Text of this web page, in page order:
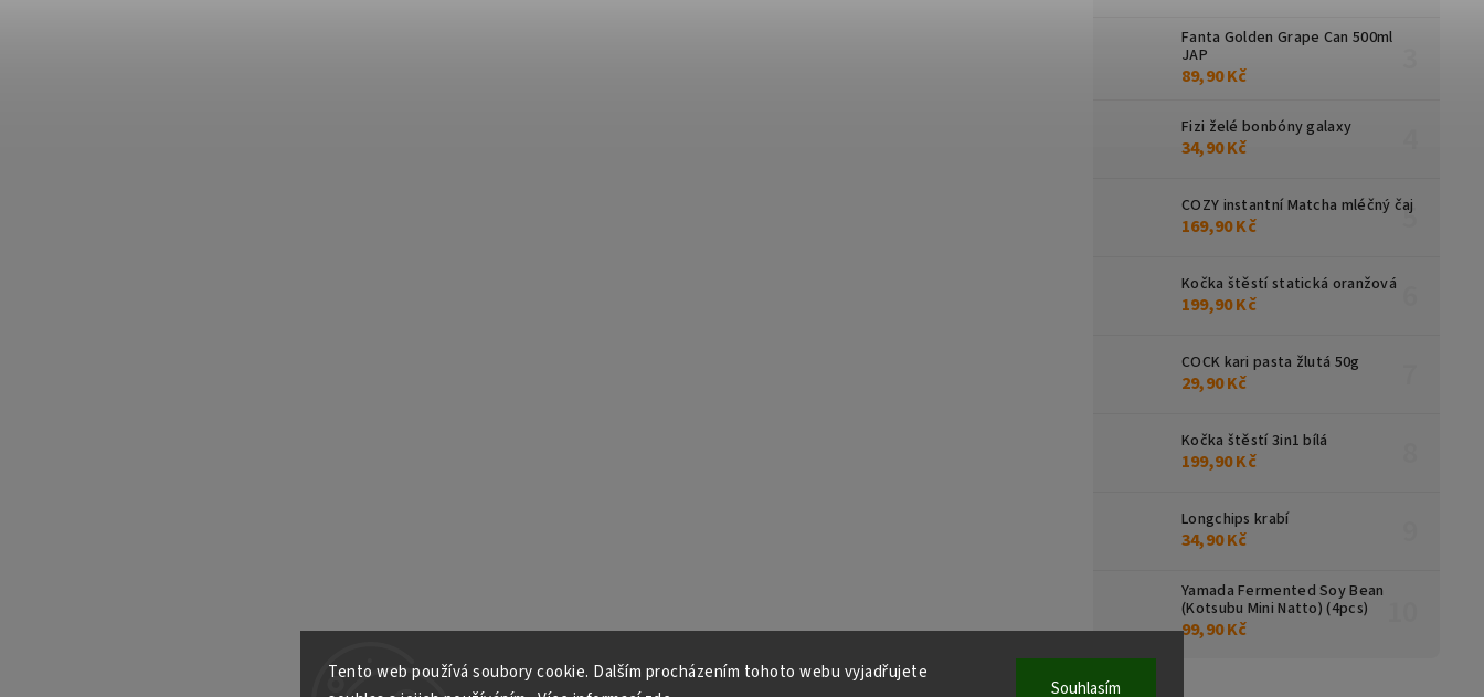
Tento web používá soubory cookie. Dalším procházením tohoto webu vyjadřujete
Souhlasím
Fanta Golden Grape Can 500ml
JAP
89,90 Kč
Fizi želé bonbóny galaxy
34,90 Kč
COZY instantní Matcha mléčný čaj
169,90 Kč
Kočka štěstí statická oranžová
199,90 Kč
COCK kari pasta žlutá 50g
29,90 Kč
Kočka štěstí 3in1 bílá
199,90 Kč
Longchips krabí
34,90 Kč
Yamada Fermented Soy Bean
(Kotsubu Mini Natto) (4pcs)
99,90 Kč